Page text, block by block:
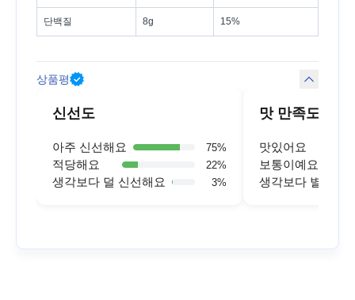
단백질 8g 15%
상품평
신선도
아주 신선해요 75%
적당해요 22%
생각보다 덜 신선해요 3%
맛 만족도
맛있어요
보통이예요
생각보다 별로예